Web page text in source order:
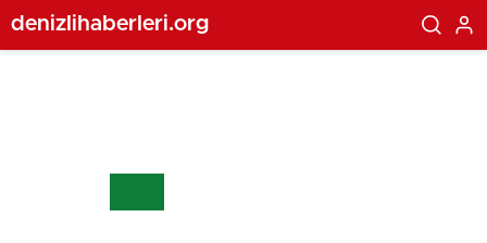
denizlihaberleri.org